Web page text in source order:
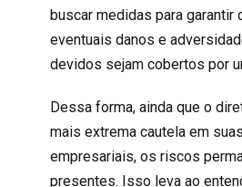
buscar medidas para garantir
eventuais danos e
devidos sejam cobertos por
Dessa forma, ainda que o
mais extrema cautela em
empresariais, os riscos
presentes. Isso leva ao